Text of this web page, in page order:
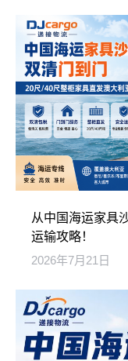
从中国海运家具
运输攻略！
2026年7月21日